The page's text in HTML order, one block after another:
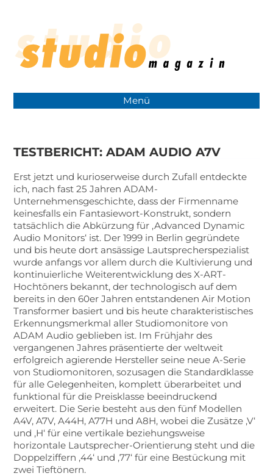
Menü
TESTBERICHT: ADAM AUDIO A7V
Erst jetzt und kurioserweise durch Zufall entdeckte
ich, nach fast 25 Jahren ADAM-
Unternehmensgeschichte, dass der Firmenname
keinesfalls ein Fantasiewort-Konstrukt, sondern
tatsächlich die Abkürzung für ‚Advanced Dynamic
Audio Monitors‘ ist. Der 1999 in Berlin gegründete
und bis heute dort ansässige Lautsprecherspezialist
wurde anfangs vor allem durch die Kultivierung und
kontinuierliche Weiterentwicklung des X-ART-
Hochtöners bekannt, der technologisch auf dem
bereits in den 60er Jahren entstandenen Air Motion
Transformer basiert und bis heute charakteristisches
Erkennungsmerkmal aller Studiomonitore von
ADAM Audio geblieben ist. Im Frühjahr des
vergangenen Jahres präsentierte der weltweit
erfolgreich agierende Hersteller seine neue A-Serie
von Studiomonitoren, sozusagen die Standardklasse
für alle Gelegenheiten, komplett überarbeitet und
funktional für die Preisklasse beeindruckend
erweitert. Die Serie besteht aus den fünf Modellen
A4V, A7V, A44H, A77H und A8H, wobei die Zusätze ‚V‘
und ‚H‘ für eine vertikale beziehungsweise
horizontale Lautsprecher-Orientierung steht und die
Doppelziffern ‚44‘ und ‚77‘ für eine Bestückung mit
zwei Tieftönern.